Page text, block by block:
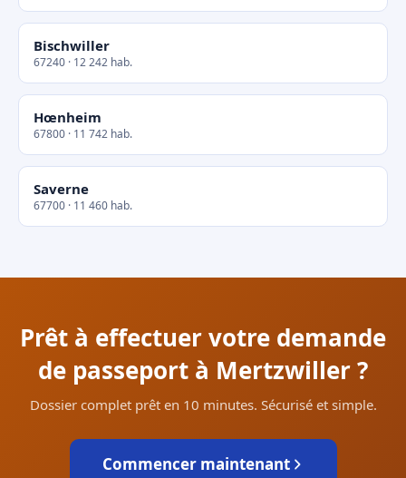
Bischwiller
67240 · 12 242 hab.
Hœnheim
67800 · 11 742 hab.
Saverne
67700 · 11 460 hab.
Prêt à effectuer votre demande
de passeport à Mertzwiller ?
Dossier complet prêt en 10 minutes. Sécurisé et simple.
Commencer maintenant